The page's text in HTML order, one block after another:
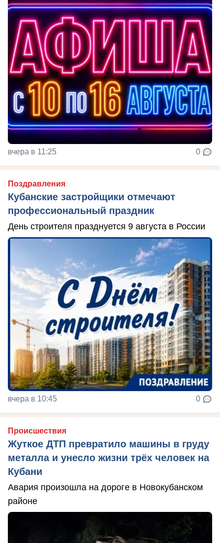
вчера в 11:25 0
Поздравления
Кубанские застройщики отмечают
профессиональный праздник
День строителя празднуется 9 августа в России
вчера в 10:45 0
Происшествия
Жуткое ДТП превратило машины в груду
металла и унесло жизни трёх человек на
Кубани
Авария произошла на дороге в Новокубанском
районе